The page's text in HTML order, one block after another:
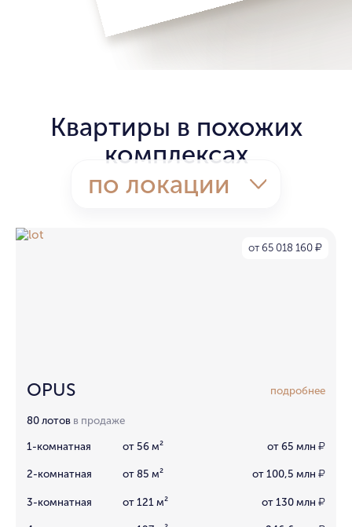
Квартиры в похожих
комплексах
по локации
от 65 018 160 ₽
OPUS подробнее
80 лотов в продаже
1-комнатная от 56 м² от 65 млн ₽
2-комнатная от 85 м² от 100,5 млн ₽
3-комнатная от 121 м² от 130 млн ₽